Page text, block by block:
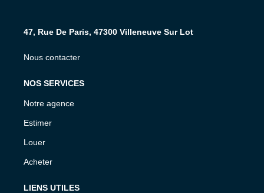
47, Rue De Paris, 47300 Villeneuve Sur Lot
Nous contacter
NOS SERVICES
Notre agence
Estimer
Louer
Acheter
LIENS UTILES